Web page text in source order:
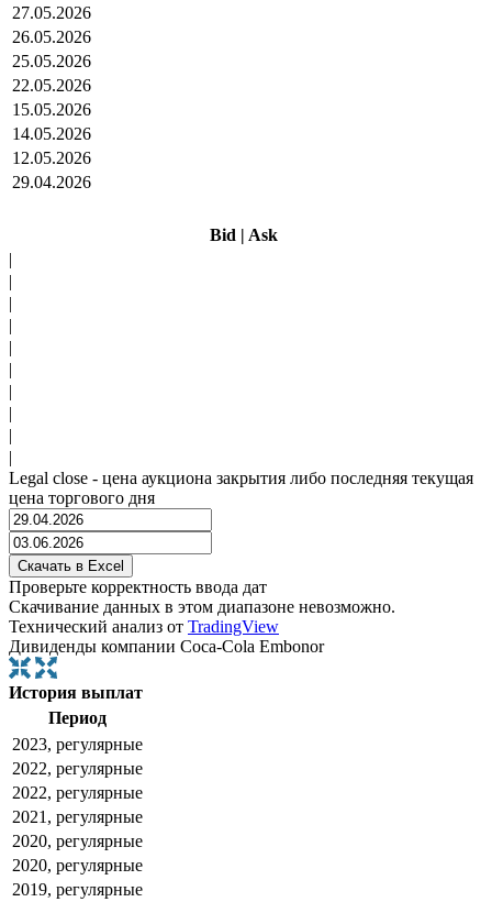
27.05.2026
26.05.2026
25.05.2026
22.05.2026
15.05.2026
14.05.2026
12.05.2026
29.04.2026
Bid | Ask
|
|
|
|
|
|
|
|
|
|
Legal close - цена аукциона закрытия либо последняя текущая
цена торгового дня
Проверьте корректность ввода дат
Скачивание данных в этом диапазоне невозможно.
Технический анализ от TradingView
Дивиденды компании Coca-Cola Embonor
История выплат
Период
2023, регулярные
2022, регулярные
2022, регулярные
2021, регулярные
2020, регулярные
2020, регулярные
2019, регулярные